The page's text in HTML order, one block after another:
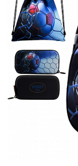
DELUNE
SCHOOL STANDARD
SKYNAME
РОЗПРОДАЖ